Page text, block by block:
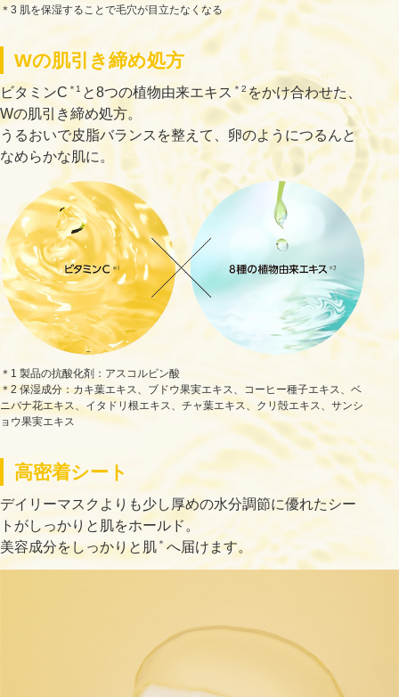
＊3 肌を保湿することで毛穴が目立たなくなる
Wの肌引き締め処方
ビタミンC ＊1 と8つの植物由来エキス ＊2をかけ合わせた、
Wの肌引き締め処方。
うるおいで皮脂バランスを整えて、卵のようにつるんと
なめらかな肌に。
＊1 製品の抗酸化剤：アスコルビン酸
＊2 保湿成分：カキ葉エキス、ブドウ果実エキス、コーヒー種子エキス、ベ
ニバナ花エキス、イタドリ根エキス、チャ葉エキス、クリ殻エキス、サンシ
ョウ果実エキス
高密着シート
デイリーマスクよりも少し厚めの水分調節に優れたシー
トがしっかりと肌をホールド。
美容成分をしっかりと肌 ＊ へ届けます。